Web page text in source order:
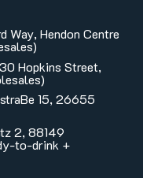
Way, Hendon Centre
Hopkins Street,
15, 26655
2, 88149
to-drink +